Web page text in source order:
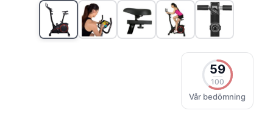
59
100
Vår bedömning